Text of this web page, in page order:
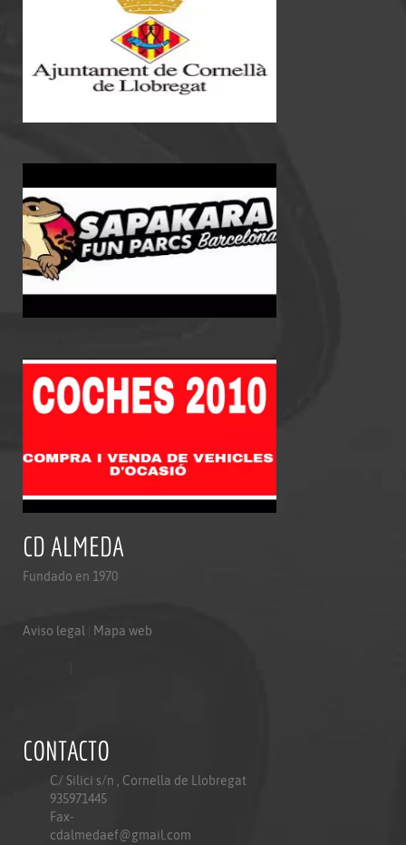
CD ALMEDA
Fundado en 1970
Aviso legal Mapa web
CONTACTO
C/ Silici s/n , Cornella de Llobregat
935971445
Fax-
cdalmedaef@gmail.com